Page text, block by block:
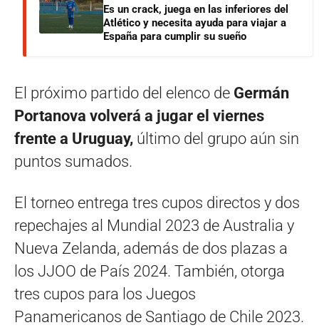
Es un crack, juega en las inferiores del
Atlético y necesita ayuda para viajar a
España para cumplir su sueño
El próximo partido del elenco de Germán
Portanova volverá a jugar el viernes
frente a Uruguay, último del grupo aún sin
puntos sumados.
El torneo entrega tres cupos directos y dos
repechajes al Mundial 2023 de Australia y
Nueva Zelanda, además de dos plazas a
los JJOO de País 2024. También, otorga
tres cupos para los Juegos
Panamericanos de Santiago de Chile 2023.